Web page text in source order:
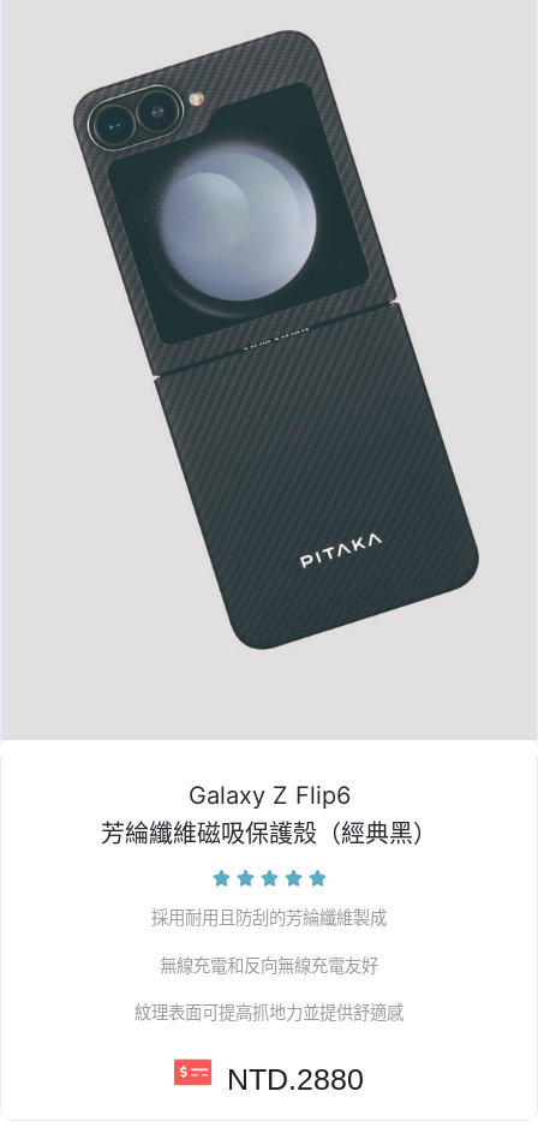
Galaxy Z Flip6
芳綸纖維磁吸保護殼（經典黑）
    
採用耐用且防刮的芳綸纖維製成
無線充電和反向無線充電友好
紋理表面可提高抓地力並提供舒適感
NTD.2880